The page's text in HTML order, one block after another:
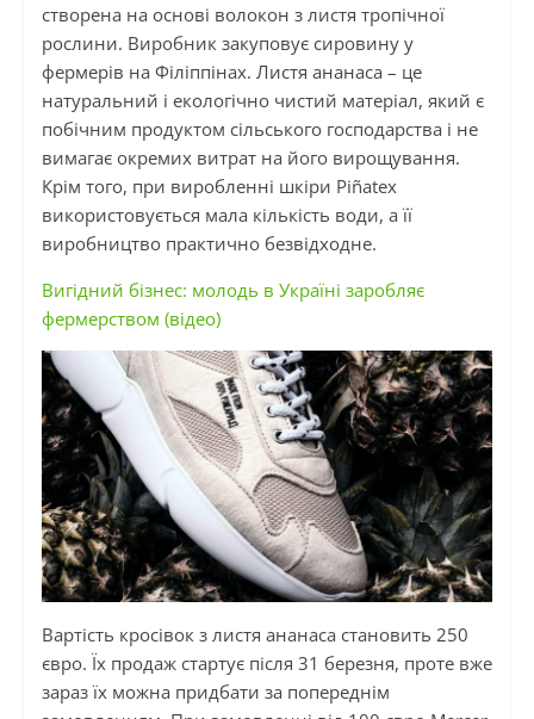
створена на основі волокон з листя тропічної
рослини. Виробник закуповує сировину у
фермерів на Філіппінах. Листя ананаса – це
натуральний і екологічно чистий матеріал, який є
побічним продуктом сільського господарства і не
вимагає окремих витрат на його вирощування.
Крім того, при виробленні шкіри Piñatex
використовується мала кількість води, а її
виробництво практично безвідходне.
Вигідний бізнес: молодь в Україні заробляє
фермерством (відео)
Вартість кросівок з листя ананаса становить 250
євро. Їх продаж стартує після 31 березня, проте вже
зараз їх можна придбати за попереднім